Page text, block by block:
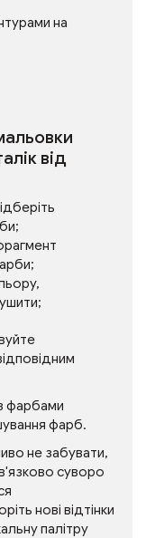
на
від
фарбами
фарб.
не забувати,
суворо
нові відтінки
палітру